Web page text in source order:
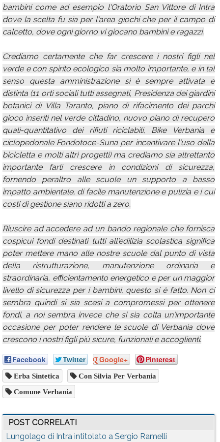
bambini come ad esempio l'Oratorio San Vittore di Intra
dove la scelta fu sia per l'area giochi che per il campo di
calcetto, dove ogni giorno vi giocano bambini e ragazzi.
Crediamo certamente che far crescere i nostri figli nel
verde e con spirito ecologico sia molto importante, e in tal
senso questa amministrazione si è sempre attivata e
distinta (11 orti sociali tutti assegnati, Presidenza dei giardini
botanici di Villa Taranto, piano di rifacimento dei parchi
gioco inseriti nel verde cittadino, nuovo piano di recupero
quali-quantitativo dei rifiuti riciclabili, Bike Verbania e
ciclopedonale Fondotoce-Suna per incentivare l'uso della
bicicletta e molti altri progetti) ma crediamo sia altrettanto
importante farli crescere in condizioni di sicurezza,
fornendo peraltro alle scuole un supporto a basso
impatto ambientale, di facile manutenzione e pulizia e i cui
costi di gestione siano ridotti a zero.
Riuscire ad accedere ad un bando regionale che fornisca
cospicui fondi destinati tutti all'edilizia scolastica significa
poter mettere mano alle nostre scuole dal punto di vista
della ristrutturazione, manutenzione ordinaria e
straordinaria, efficientamento energetico e per un maggior
livello di sicurezza per i bambini, questo si è fatto. Non ci
sembra quindi si sia scesi a compromessi per ottenere
fondi, a noi sembra invece che si sia colta un'importante
occasione per poter rendere le scuole di Verbania dove
crescono i nostri figli più sicure, funzionali e accoglienti.
Facebook Twitter Google+ Pinterest
Erba Sintetica Con Silvia Per Verbania
Comune Verbania
POST CORRELATI
Lungolago di Intra intitolato a Sergio Ramelli